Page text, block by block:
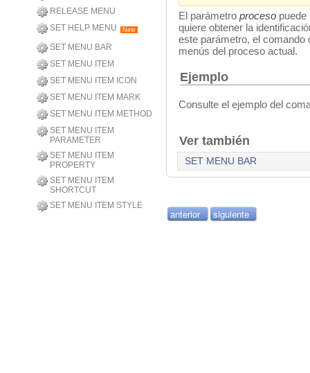
RELEASE MENU
SET HELP MENU
New
SET MENU BAR
SET MENU ITEM
SET MENU ITEM ICON
SET MENU ITEM MARK
SET MENU ITEM METHOD
SET MENU ITEM
PARAMETER
SET MENU ITEM
PROPERTY
SET MENU ITEM
SHORTCUT
SET MENU ITEM STYLE
El parámetro proceso puede
quiere obtener la
este parámetro, el comando
menús del proceso actual.
Ejemplo
Consulte el ejemplo del
Ver también
SET MENU BAR
anterior siguiente